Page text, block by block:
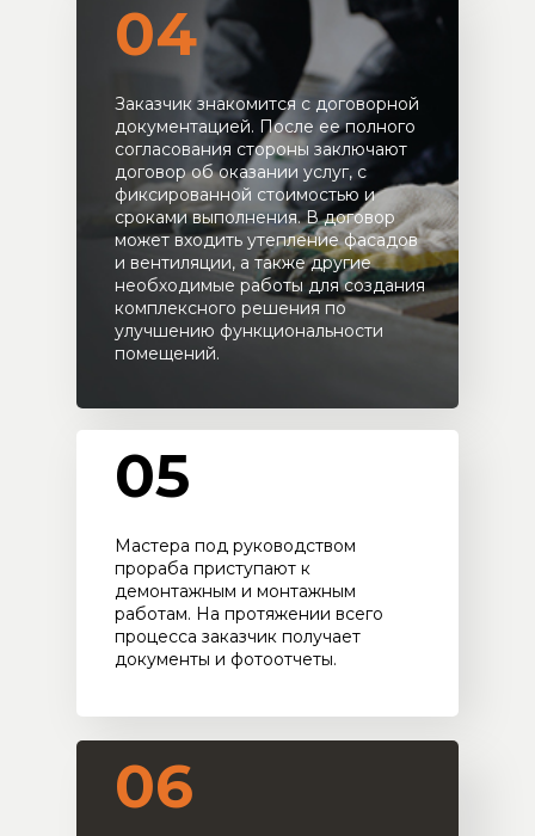
Заказчик знакомится с договорной
документацией. После ее полного
согласования стороны заключают
договор об оказании услуг, с
фиксированной стоимостью и
сроками выполнения. В договор
может входить утепление фасадов
и вентиляции, а также другие
необходимые работы для создания
комплексного решения по
улучшению функциональности
помещений.
Мастера под руководством
прораба приступают к
демонтажным и монтажным
работам. На протяжении всего
процесса заказчик получает
документы и фотоотчеты.
04
05
06